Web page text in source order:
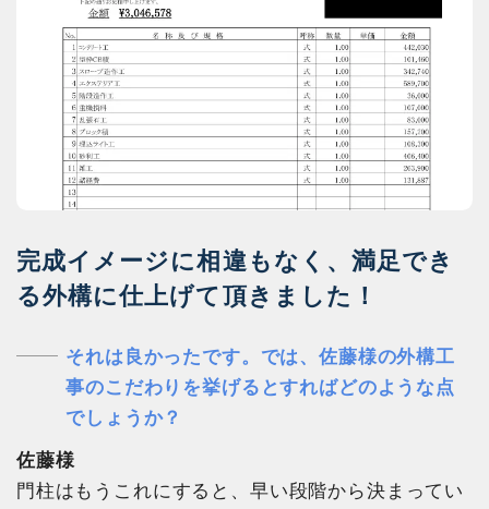
完成イメージに相違もなく、満足でき
る外構に仕上げて頂きました！
それは良かったです。では、佐藤様の外構工
事のこだわりを挙げるとすればどのような点
でしょうか？
佐藤様
門柱はもうこれにすると、早い段階から決まってい